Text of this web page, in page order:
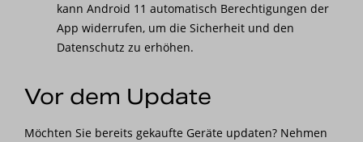
kann Android 11 automatisch Berechtigungen der
App widerrufen, um die Sicherheit und den
Datenschutz zu erhöhen.
Vor dem Update
Möchten Sie bereits gekaufte Geräte updaten? Nehmen